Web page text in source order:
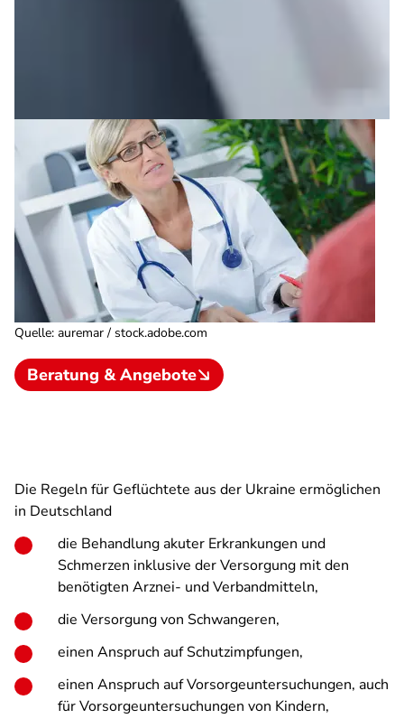
Quelle: auremar / stock.adobe.com
Beratung & Angebote
Die Regeln für Geflüchtete aus der Ukraine ermöglichen
in Deutschland
die Behandlung akuter Erkrankungen und
Schmerzen inklusive der Versorgung mit den
benötigten Arznei- und Verbandmitteln,
die Versorgung von Schwangeren,
einen Anspruch auf Schutzimpfungen,
einen Anspruch auf Vorsorgeuntersuchungen, auch
für Vorsorgeuntersuchungen von Kindern,